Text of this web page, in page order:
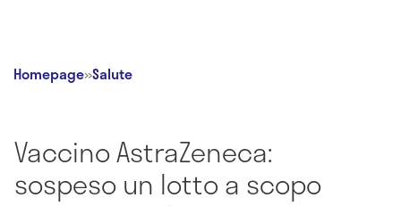
Homepage»Salute
Vaccino AstraZeneca:
sospeso un lotto a scopo